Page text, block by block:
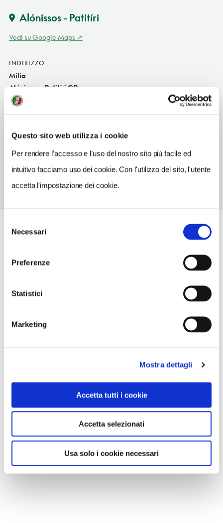
Questo sito web utilizza i cookie
Per rendere l’accesso e l’uso del nostro sito più facile ed
intuitivo facciamo uso dei cookie. Con l'utilizzo del sito, l'utente
accetta l'impostazione dei cookie.
delNecessari
Preferenze
Statistici
Marketing
Mostra dettagli
Accetta tutti i cookie
Accetta selezionati
Usa solo i cookie necessari
Alónissos - Patitíri
Vedi su Google Maps
INDIRIZZO
Milia
Alónissos - Patitíri GR
SITO WEB
TELEFONO
2424066035